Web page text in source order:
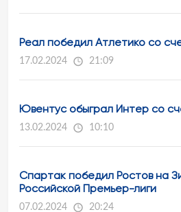
Реал победил Атлетико со
17.02.2024 21:09
Ювентус обыграл Интер со
13.02.2024 10:10
Спартак победил Ростов на
Российской Премьер-лиги
07.02.2024 20:24